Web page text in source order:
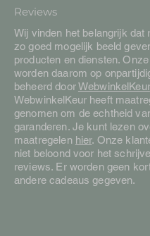
Reviews
Wij vinden het belangrijk dat
zo goed mogelijk beeld
producten en diensten.
worden daarom op
beheerd doorWebwinkelKeur
WebwinkelKeur heeft
genomen om de echtheid
garanderen. Je kunt lezen
maatregelen hier. Onze
niet beloond voor het
reviews. Er worden geen
andere cadeaus gegeven.